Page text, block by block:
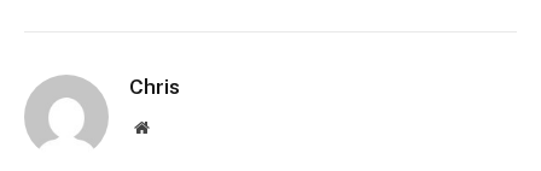
Chris
Website